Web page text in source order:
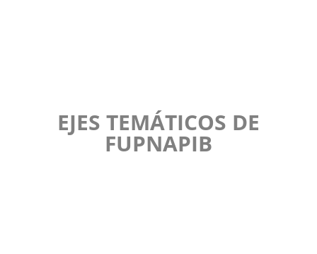
EJES TEMÁTICOS DE
FUPNAPIB